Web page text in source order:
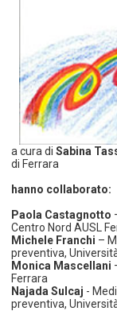
a cura di Sabina
di Ferrara
hanno collaborato:
Paola Castagnotto
Centro Nord AUSL
Michele Franchi –
preventiva,
Monica Mascellani
Ferrara
Najada Sulcaj -
preventiva,